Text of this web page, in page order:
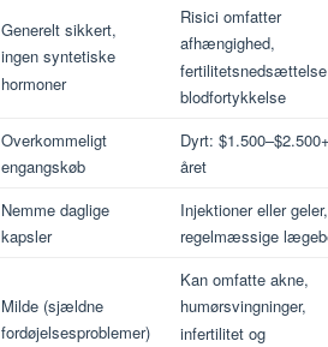
Generelt sikkert,
ingen syntetiske
hormoner
Risici omfatter
afhængighed,
blodfortykkelse
Overkommeligt
engangskøb
Dyrt:
året
Nemme daglige
kapsler
Injektioner eller geler,
regelmæssige
Milde (sjældne
fordøjelsesproblemer)
Kan omfatte akne,
humørsvingninger,
infertilitet og